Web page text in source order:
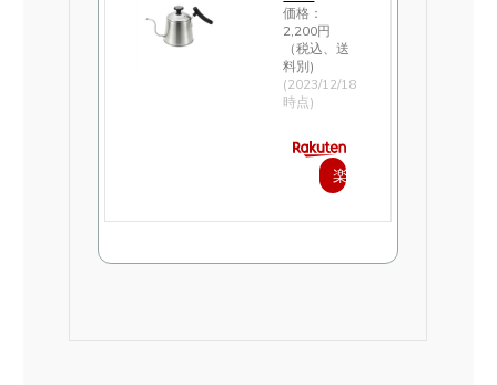
価格：
2,200円
（税込、送
料別)
(2023/12/18
時点)
楽